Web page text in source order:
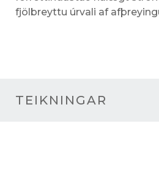
fjölbreyttu úrvali af
TEIKNINGAR